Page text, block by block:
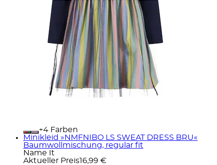
+
Farben
Minikleid »NMFNIBO LS SWEAT DRESS BRU«
Baumwollmischung, regular fit
Name It
Aktueller Preis16,99 €